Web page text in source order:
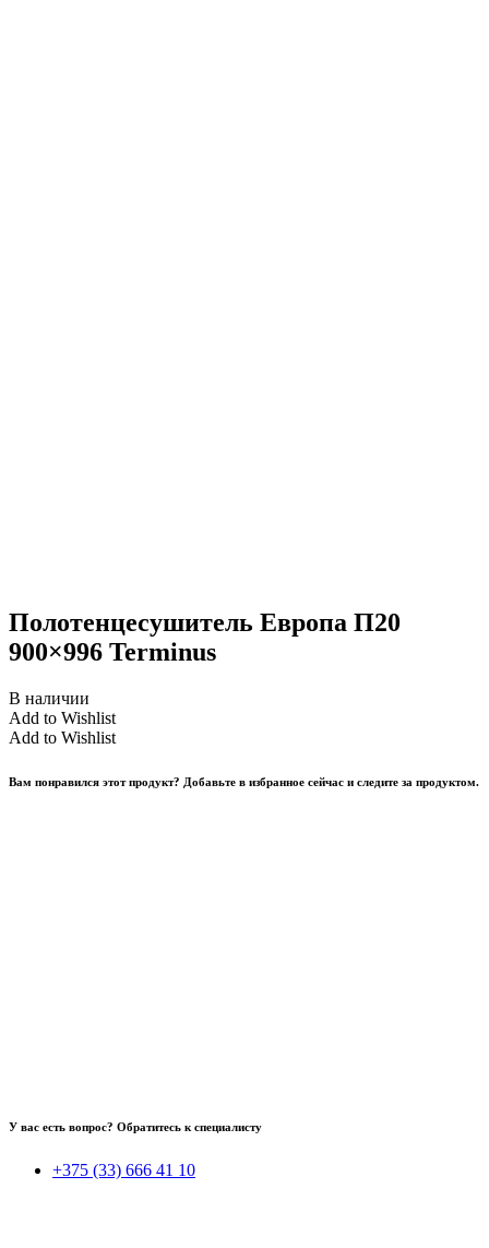
Полотенцесушитель Европа П20
900×996 Terminus
В наличии
Add to Wishlist
Add to Wishlist
Вам понравился этот продукт? Добавьте в избранное сейчас и следите за продуктом.
У вас есть вопрос? Обратитесь к специалисту
+375 (33) 666 41 10